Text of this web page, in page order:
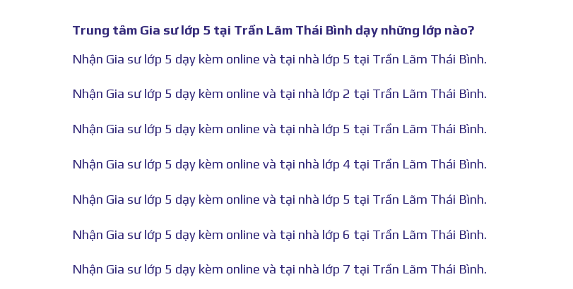
Trung tâm Gia sư lớp 5 tại Trần Lãm Thái Bình dạy những lớp nào?
Nhận Gia sư lớp 5 dạy kèm online và tại nhà lớp 5 tại Trần Lãm Thái Bình.
Nhận Gia sư lớp 5 dạy kèm online và tại nhà lớp 2 tại Trần Lãm Thái Bình.
Nhận Gia sư lớp 5 dạy kèm online và tại nhà lớp 5 tại Trần Lãm Thái Bình.
Nhận Gia sư lớp 5 dạy kèm online và tại nhà lớp 4 tại Trần Lãm Thái Bình.
Nhận Gia sư lớp 5 dạy kèm online và tại nhà lớp 5 tại Trần Lãm Thái Bình.
Nhận Gia sư lớp 5 dạy kèm online và tại nhà lớp 6 tại Trần Lãm Thái Bình.
Nhận Gia sư lớp 5 dạy kèm online và tại nhà lớp 7 tại Trần Lãm Thái Bình.